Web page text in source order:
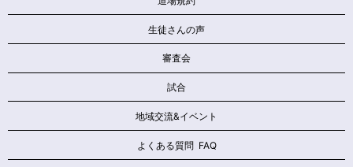
生徒さんの声
審査会
試合
地域交流&イベント
よくある質問 FAQ